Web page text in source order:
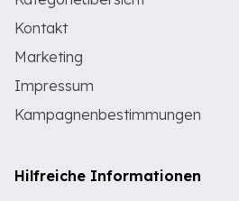
Kontakt
Marketing
Impressum
Kampagnenbestimmungen
Hilfreiche Informationen